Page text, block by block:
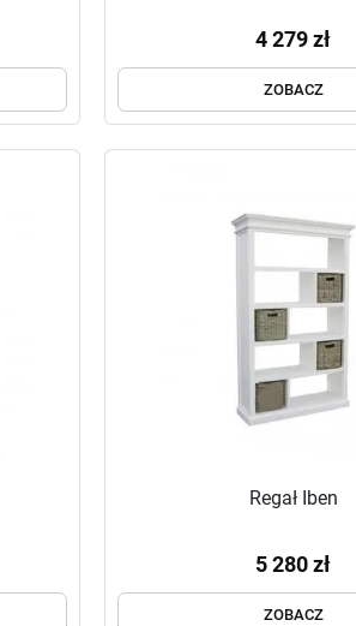
4 279 zł
ZOBACZ
Regał Iben
5 280 zł
ZOBACZ